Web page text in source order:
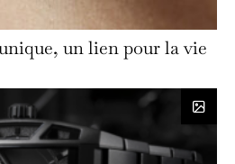
un lien pour la vie